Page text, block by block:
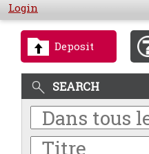
Login
Deposit
SEARCH